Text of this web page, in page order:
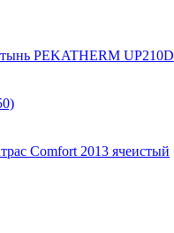
PEKATHERM
Comfort 2013 ячеистый